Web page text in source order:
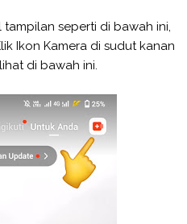
seperti di bawah ini,
Ikon Kamera di sudut kanan
di bawah ini.